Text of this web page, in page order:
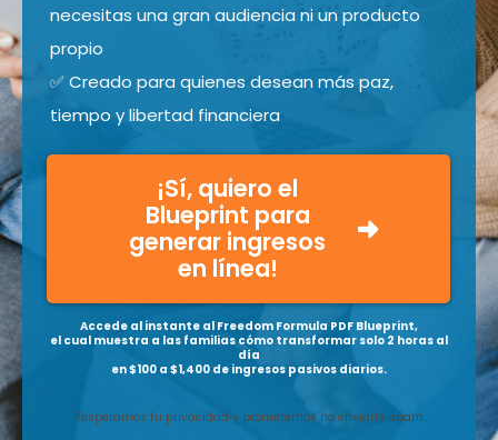
necesitas una gran audiencia ni un producto
propio
✅ Creado para quienes desean más paz,
tiempo y libertad financiera
¡Sí, quiero el
Blueprint para
generar ingresos
en línea!
Accede al instante al Freedom Formula PDF Blueprint,
el cual muestra a las familias cómo transformar solo 2 horas al
día
en $100 a $1,400 de ingresos pasivos diarios.
Respetamos tu privacidad y prometemos no enviarte spam.